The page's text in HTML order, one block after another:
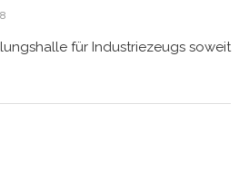
für Industriezeugs soweit